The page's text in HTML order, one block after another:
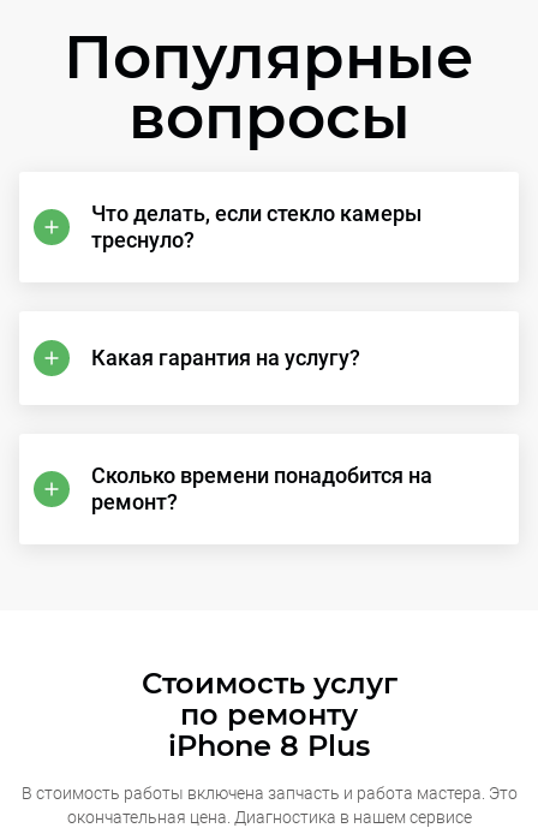
Популярные
вопросы
Что делать, если стекло камеры
треснуло?
Какая гарантия на услугу?
Сколько времени понадобится на
ремонт?
Стоимость услуг
по ремонту
iPhone 8 Plus
В стоимость работы включена запчасть и работа мастера. Это
окончательная цена. Диагностика в нашем сервисе